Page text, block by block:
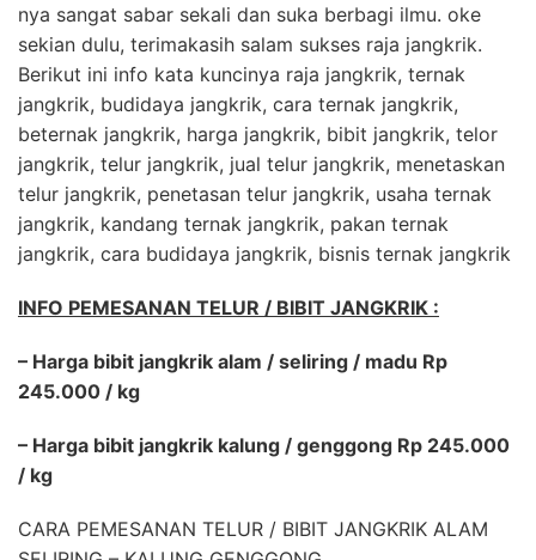
nya sangat sabar sekali dan suka berbagi ilmu. oke
sekian dulu, terimakasih salam sukses raja jangkrik.
Berikut ini info kata kuncinya raja jangkrik, ternak
jangkrik, budidaya jangkrik, cara ternak jangkrik,
beternak jangkrik, harga jangkrik, bibit jangkrik, telor
jangkrik, telur jangkrik, jual telur jangkrik, menetaskan
telur jangkrik, penetasan telur jangkrik, usaha ternak
jangkrik, kandang ternak jangkrik, pakan ternak
jangkrik, cara budidaya jangkrik, bisnis ternak jangkrik
INFO PEMESANAN TELUR / BIBIT JANGKRIK :
– Harga bibit jangkrik alam / seliring / madu Rp
245.000 / kg
– Harga bibit jangkrik kalung / genggong Rp 245.000
/ kg
CARA PEMESANAN TELUR / BIBIT JANGKRIK ALAM